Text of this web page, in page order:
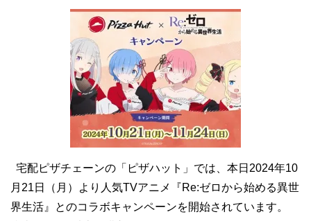
宅配ピザチェーンの「ピザハット」では、本日2024年10
月21日（月）より人気TVアニメ『Re:ゼロから始める異世
界生活』とのコラボキャンペーンを開始されています。